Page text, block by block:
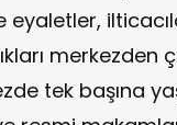
eyaletler,
merkezden
tek başına